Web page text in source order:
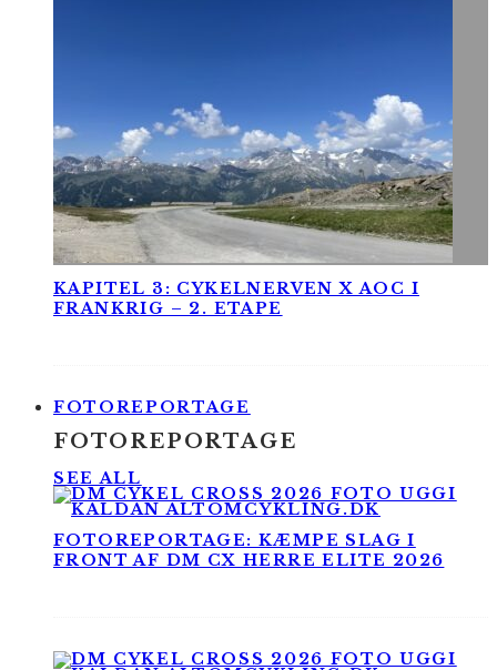
KAPITEL 3: CYKELNERVEN X AOC I
FRANKRIG – 2. ETAPE
FOTOREPORTAGE
FOTOREPORTAGE
SEE ALL
FOTOREPORTAGE: KÆMPE SLAG I
FRONT AF DM CX HERRE ELITE 2026